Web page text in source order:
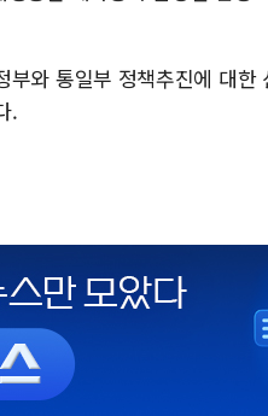
와 통일부 정책추진에 대
.